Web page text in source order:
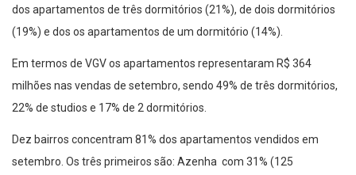
dos apartamentos de três dormitórios (21%), de dois dormitórios
(19%) e dos os apartamentos de um dormitório (14%).
Em termos de VGV os apartamentos representaram R$ 364
milhões nas vendas de setembro, sendo 49% de três dormitórios,
22% de studios e 17% de 2 dormitórios.
Dez bairros concentram 81% dos apartamentos vendidos em
setembro. Os três primeiros são: Azenha com 31% (125